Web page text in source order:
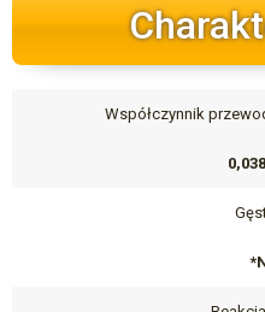
Współczynnik